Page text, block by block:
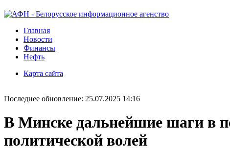
Главная
Новости
Финансы
Нефть
Карта сайта
Последнее обновление: 25.07.2025 14:16
В Минске дальнейшие шаги в
политической волей